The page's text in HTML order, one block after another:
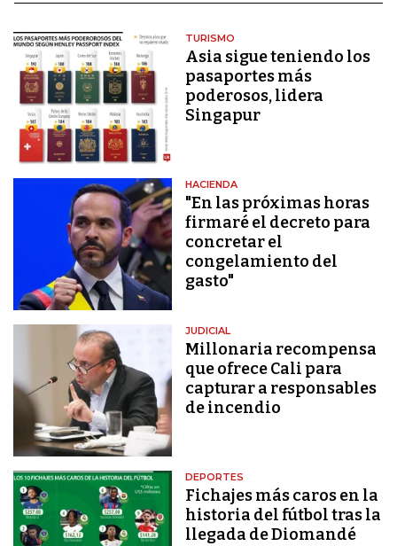
TURISMO
Asia sigue teniendo los
pasaportes más
poderosos, lidera
Singapur
HACIENDA
"En las próximas horas
firmaré el decreto para
concretar el
congelamiento del
gasto"
JUDICIAL
Millonaria recompensa
que ofrece Cali para
capturar a responsables
de incendio
DEPORTES
Fichajes más caros en la
historia del fútbol tras la
llegada de Diomandé